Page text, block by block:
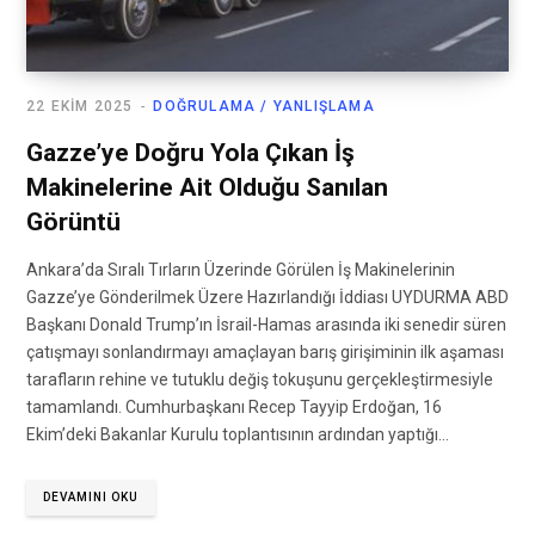
DOĞRULAMA / YANLIŞLAMA
22 EKIM 2025
Gazze’ye Doğru Yola Çıkan İş
Makinelerine Ait Olduğu Sanılan
Görüntü
Ankara’da Sıralı Tırların Üzerinde Görülen İş Makinelerinin
Gazze’ye Gönderilmek Üzere Hazırlandığı İddiası UYDURMA ABD
Başkanı Donald Trump’ın İsrail-Hamas arasında iki senedir süren
çatışmayı sonlandırmayı amaçlayan barış girişiminin ilk aşaması
tarafların rehine ve tutuklu değiş tokuşunu gerçekleştirmesiyle
tamamlandı. Cumhurbaşkanı Recep Tayyip Erdoğan, 16
Ekim’deki Bakanlar Kurulu toplantısının ardından yaptığı…
DEVAMINI OKU